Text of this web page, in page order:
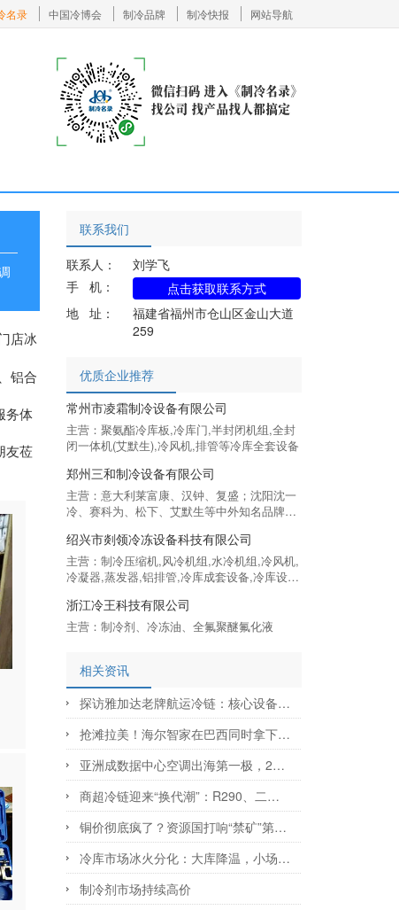
名录 中国冷博会 制冷品牌 制冷快报 网站导航
店冰
铝合
务体
友莅
联系我们
联系人：
刘学飞
手 机：
点击获取联系方式
地 址：
福建省福州市仓山区金山大道
259
优质企业推荐
常州市凌霜制冷设备有限公司
主营：聚氨酯冷库板,冷库门,半封闭机组,全封
闭一体机(艾默生),冷风机,排管等冷库全套设备
郑州三和制冷设备有限公司
主营：意大利莱富康、汉钟、复盛；沈阳沈一
冷、赛科为、松下、艾默生等中外知名品牌压
器；格力冷冻冷藏、睿美特热氟化霜冷暖一体
机；盾安、丹佛斯、鸿森、东阀、AMG 等阀
件；飞越工具、铜管、制冷剂、冷冻油等配套
绍兴市剡领冷冻设备科技有限公司
主营：制冷压缩机,风冷机组,水冷机组,冷风机,
冷凝器,蒸发器,铝排管,冷库成套设备,冷库设计
浙江冷王科技有限公司
主营：制冷剂、冷冻油、全氟聚醚氟化液
相关资讯
探访雅加达老牌航运冷链：核心设备为何独选这一品牌？
抢滩拉美！海尔智家在巴西同时拿下“高净值”与“国民级”两大渠道
亚洲成数据中心空调出海第一极，2025年对亚出口飙涨近四成
商超冷链迎来“换代潮”：R290、二氧化碳上桌
铜价彻底疯了？资源国打响“禁矿”第一枪，15000美元只是起点？
冷库市场冰火分化：大库降温，小场景爆发
制冷剂市场持续高价